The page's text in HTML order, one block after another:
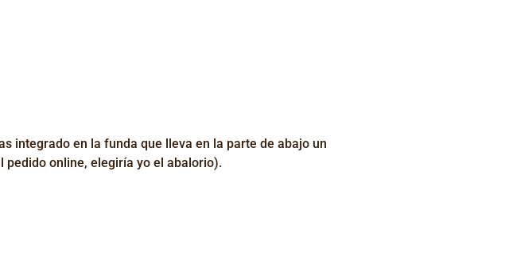
integrado en la funda que lleva en la parte de abajo un
pedido online, elegiría yo el abalorio).